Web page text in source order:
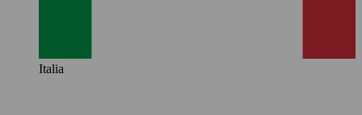
Italia